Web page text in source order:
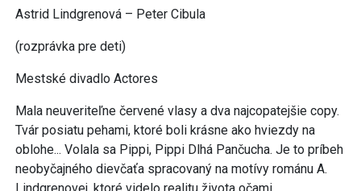
Astrid Lindgrenová – Peter Cibula
(rozprávka pre deti)
Mestské divadlo Actores
Mala neuveriteľne červené vlasy a dva najcopatejšie copy.
Tvár posiatu pehami, ktoré boli krásne ako hviezdy na
oblohe... Volala sa Pippi, Pippi Dlhá Pančucha. Je to príbeh
neobyčajného dievčaťa spracovaný na motívy románu A.